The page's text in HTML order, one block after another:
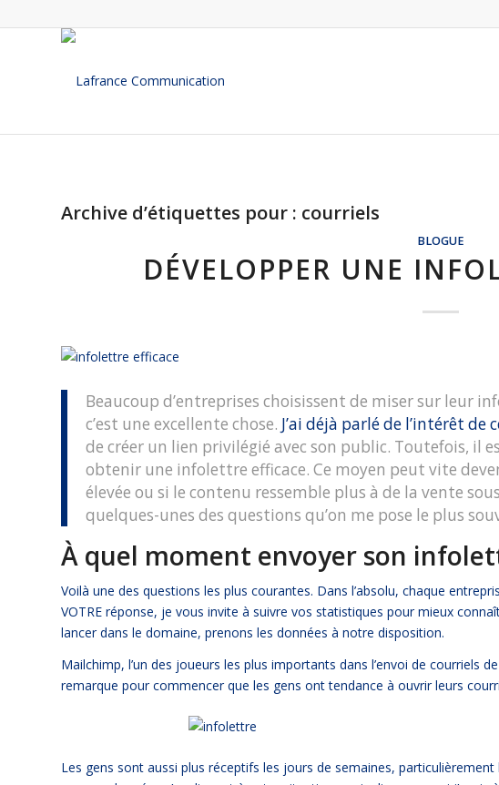
Archive d’étiquettes pour : courriels
BLOGUE
DÉVELOPPER UNE
Beaucoup d’entreprises choisissent de miser sur leur
c’est une excellente chose. J’ai déjà parlé de l’intérêt
de créer un lien privilégié avec son public. Toutefois, il
obtenir une infolettre efficace. Ce moyen peut vite
élevée ou si le contenu ressemble plus à de la vente
quelques-unes des questions qu’on me pose le plus
À quel moment envoyer son
Voilà une des questions les plus courantes. Dans l’absolu, chaque
VOTRE réponse, je vous invite à suivre vos statistiques pour mieux
lancer dans le domaine, prenons les données à notre disposition.
Mailchimp, l’un des joueurs les plus importants dans l’envoi de courriels
remarque pour commencer que les gens ont tendance à ouvrir leurs
Les gens sont aussi plus réceptifs les jours de semaines,